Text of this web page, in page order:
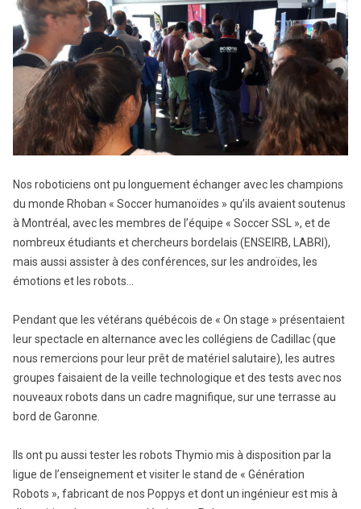
Nos roboticiens ont pu longuement échanger avec les champions
du monde Rhoban « Soccer humanoïdes » qu’ils avaient soutenus
à Montréal, avec les membres de l’équipe « Soccer SSL », et de
nombreux étudiants et chercheurs bordelais (ENSEIRB, LABRI),
mais aussi assister à des conférences, sur les androïdes, les
émotions et les robots…
Pendant que les vétérans québécois de « On stage » présentaient
leur spectacle en alternance avec les collégiens de Cadillac (que
nous remercions pour leur prêt de matériel salutaire), les autres
groupes faisaient de la veille technologique et des tests avec nos
nouveaux robots dans un cadre magnifique, sur une terrasse au
bord de Garonne.
Ils ont pu aussi tester les robots Thymio mis à disposition par la
ligue de l’enseignement et visiter le stand de « Génération
Robots », fabricant de nos Poppys et dont un ingénieur est mis à